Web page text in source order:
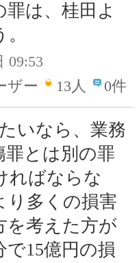
は、桂田よ
09:53
ザー
13人 0件
いなら、業務
罪とは別の罪
ればならな
り多くの損害
を考えた方が
で15億円の損